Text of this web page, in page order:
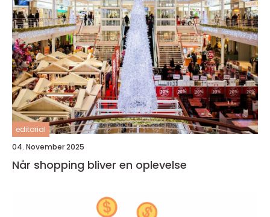
editorial
04. November 2025
Når shopping bliver en oplevelse